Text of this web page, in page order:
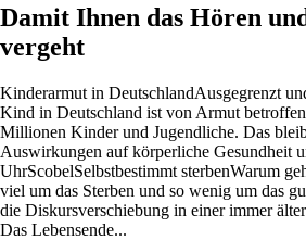
Damit Ihnen das Hören
vergeht
Kinderarmut in DeutschlandAusgegrenzt
Kind in Deutschland ist von Armut
Millionen Kinder und Jugendliche. Das
Auswirkungen auf körperliche Gesundheit
UhrScobelSelbstbestimmt sterbenWarum
viel um das Sterben und so wenig um das
die Diskursverschiebung in einer immer
Das Lebensende...